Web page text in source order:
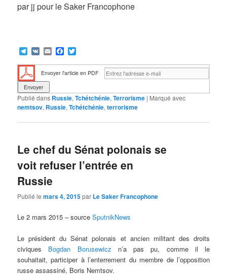
par jj pour le Saker Francophone
Telegram
VK EmailFacebook
Envoyer l'article en PDF
Publié dans Russie,Tchétchénie,Terrorisme | Marqué avec
nemtsov, Russie,Tchétchénie,terrorisme
Le chef du Sénat polonais se
voit refuser l’entrée en
Russie
Publié lemars 4, 2015par Le Saker Francophone
Le 2 mars 2015 – sourceSputnikNews
Le président du Sénat polonais et ancien militant des droits
civiques Bogdan Borusewicz n’a pas pu, comme il le
souhaitait, participer à l’enterrement du membre de l’opposition
russe assassiné, Boris Nemtsov.